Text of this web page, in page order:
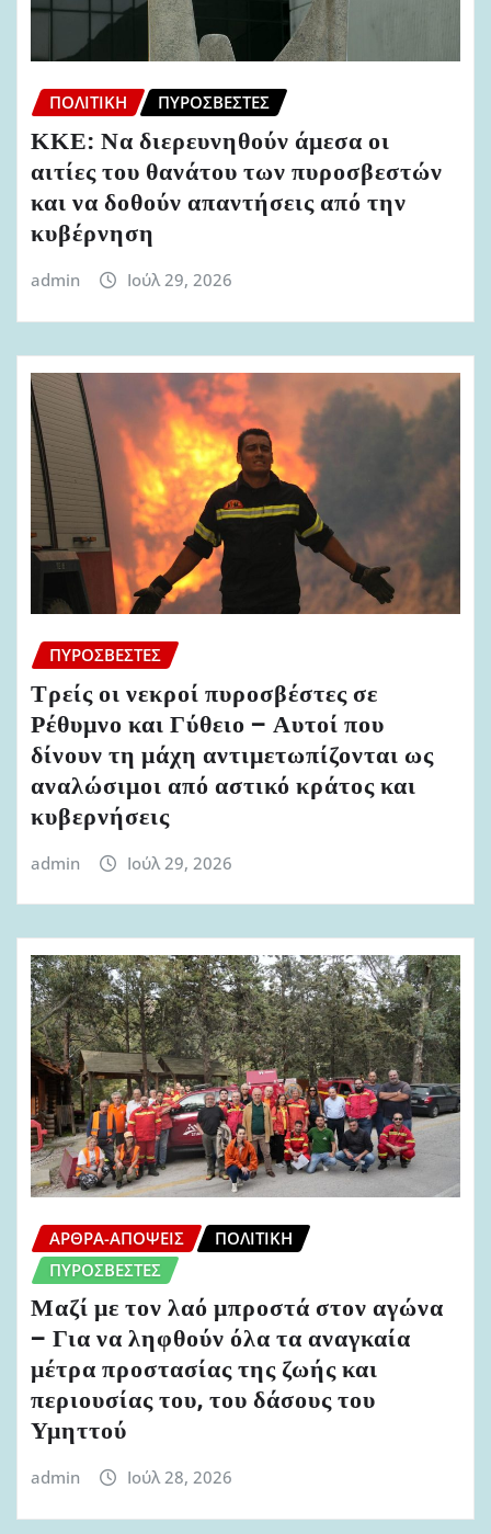
ΠΟΛΙΤΙΚΉ ΠΥΡΟΣΒΈΣΤΕΣ
ΚΚΕ: Να διερευνηθούν άμεσα οι
αιτίες του θανάτου των πυροσβεστών
και να δοθούν απαντήσεις από την
κυβέρνηση
admin Ιούλ 29, 2026
ΠΥΡΟΣΒΈΣΤΕΣ
Τρείς οι νεκροί πυροσβέστες σε
Ρέθυμνο και Γύθειο – Αυτοί που
δίνουν τη μάχη αντιμετωπίζονται ως
αναλώσιμοι από αστικό κράτος και
κυβερνήσεις
admin Ιούλ 29, 2026
ΆΡΘΡΑ-ΑΠΌΨΕΙΣ
ΠΟΛΙΤΙΚΉ
ΠΥΡΟΣΒΈΣΤΕΣ
Μαζί με τον λαό μπροστά στον αγώνα
– Για να ληφθούν όλα τα αναγκαία
μέτρα προστασίας της ζωής και
περιουσίας του, του δάσους του
Υμηττού
admin Ιούλ 28, 2026